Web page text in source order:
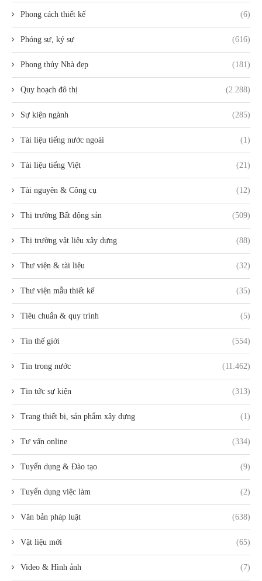
Phong cách thiết kế (6)
Phóng sự, ký sự (616)
Phong thủy Nhà đẹp (181)
Quy hoạch đô thị (2.288)
Sự kiện ngành (285)
Tài liệu tiếng nước ngoài (1)
Tài liệu tiếng Việt (21)
Tài nguyên & Công cụ (12)
Thị trường Bất động sản (509)
Thị trường vật liệu xây dựng (88)
Thư viện & tài liệu (32)
Thư viện mẫu thiết kế (35)
Tiêu chuẩn & quy trình (5)
Tin thế giới (554)
Tin trong nước (11.462)
Tin tức sự kiện (313)
Trang thiết bị, sản phẩm xây dựng (1)
Tư vấn online (334)
Tuyển dụng & Đào tạo (9)
Tuyển dụng việc làm (2)
Văn bản pháp luật (638)
Vật liệu mới (65)
Video & Hình ảnh (7)